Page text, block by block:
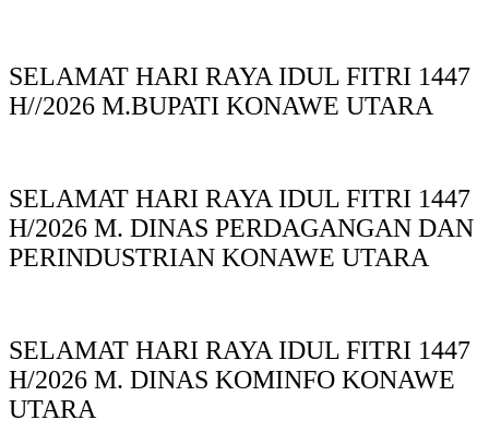
SELAMAT HARI RAYA IDUL FITRI 1447
H//2026 M.BUPATI KONAWE UTARA
SELAMAT HARI RAYA IDUL FITRI 1447
H/2026 M. DINAS PERDAGANGAN DAN
PERINDUSTRIAN KONAWE UTARA
SELAMAT HARI RAYA IDUL FITRI 1447
H/2026 M. DINAS KOMINFO KONAWE
UTARA